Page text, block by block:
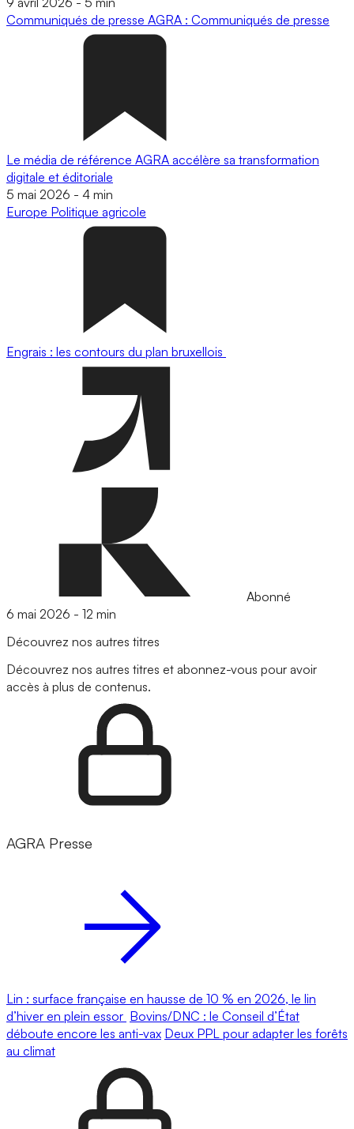
Communiqués de presse AGRA : Communiqués de presse
Le média de référence AGRA accélère sa transformation
digitale et éditoriale
5 mai 2026 - 4 min
Europe Politique agricole
Engrais : les contours du plan bruxellois
Abonné
6 mai 2026 - 12 min
Découvrez nos autres titres
Découvrez nos autres titres et abonnez-vous pour avoir
accès à plus de contenus.
AGRA Presse
Lin : surface française en hausse de 10 % en 2026, le lin
d’hiver en plein essor Bovins/DNC : le Conseil d’État
déboute encore les anti-vax Deux PPL pour adapter les forêts
au climat